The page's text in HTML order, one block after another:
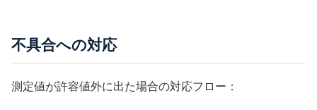
不具合への対応
測定値が許容値外に出た場合の対応フロー：